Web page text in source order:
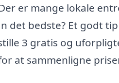
er mange lokale
det bedste? Et godt
3 gratis og
at sammenligne